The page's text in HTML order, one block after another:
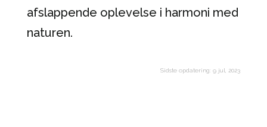
afslappende oplevelse i harmoni med
naturen.
Sidste opdatering: 9 jul, 2023